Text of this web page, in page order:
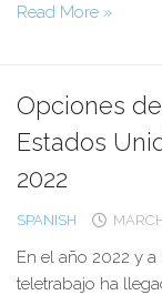
Cultura
Principios
para
preservar
vida
planetaria
Read More »
Opciones
Estados
2022
SPANISH
En el año 2022 y
teletrabajo ha